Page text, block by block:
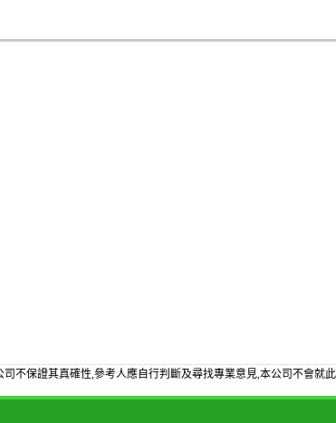
不保證其真確性,參考人應自行判斷及尋找專業意見,本公司不會就此